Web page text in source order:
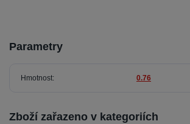
Parametry
Hmotnost 0.76
Zboží zařazeno v kategoriích